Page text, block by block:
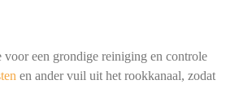
voor een grondige reiniging en controle
en ander vuil uit het rookkanaal, zodat